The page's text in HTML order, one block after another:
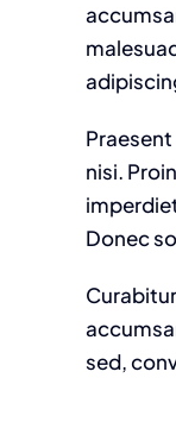
nisi.
Donec
sed,